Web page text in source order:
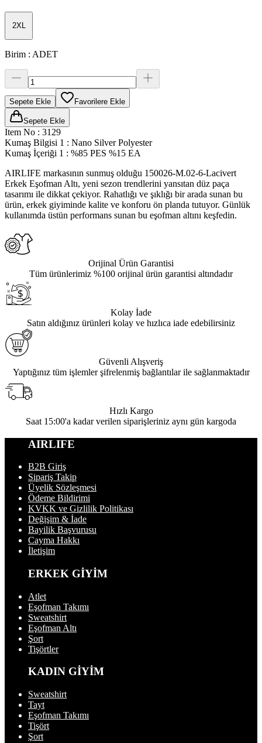
2XL
Birim : ADET
Sepete Ekle Favorilere Ekle
Sepete Ekle
Item No : 3129
Kumaş Bilgisi 1 : Nano Silver Polyester
Kumaş İçeriği 1 : %85 PES %15 EA
AIRLIFE markasının sunmuş olduğu 150026-M.02-6-Lacivert
Erkek Eşofman Altı, yeni sezon trendlerini yansıtan düz paça
tasarımı ile dikkat çekiyor. Rahatlığı ve şıklığı bir arada sunan bu
ürün, erkek giyiminde kalite ve konforu ön planda tutuyor. Günlük
kullanımda üstün performans sunan bu eşofman altını keşfedin.
Orijinal Ürün Garantisi
Tüm ürünlerimiz %100 orijinal ürün garantisi altındadır
Kolay İade
Satın aldığınız ürünleri kolay ve hızlıca iade edebilirsiniz
Güvenli Alışveriş
Yaptığınız tüm işlemler şifrelenmiş bağlantılar ile sağlanmaktadır
Hızlı Kargo
Saat 15:00'a kadar verilen siparişleriniz aynı gün kargoda
AIRLIFE
B2B Giriş
Sipariş Takip
Üyelik Sözleşmesi
Ödeme Bildirimi
KVKK ve Gizlilik Politikası
Değişim & İade
Bayilik Başvurusu
Cayma Hakkı
İletişim
ERKEK GİYİM
Atlet
Eşofman Takımı
Sweatshirt
Eşofman Altı
Şort
Tişörtler
KADIN GİYİM
Sweatshirt
Tayt
Eşofman Takımı
Tişört
Şort